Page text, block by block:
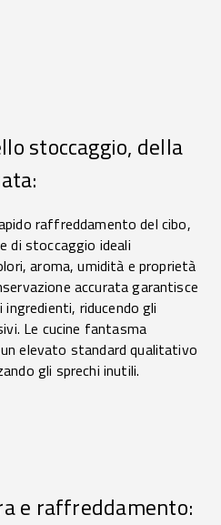
stoccaggio, della
raffreddamento del cibo,
di stoccaggio ideali
aroma, umidità e proprietà
accurata garantisce
riducendo gli
Le cucine fantasma
elevato standard qualitativo
gli sprechi inutili.
e raffreddamento: